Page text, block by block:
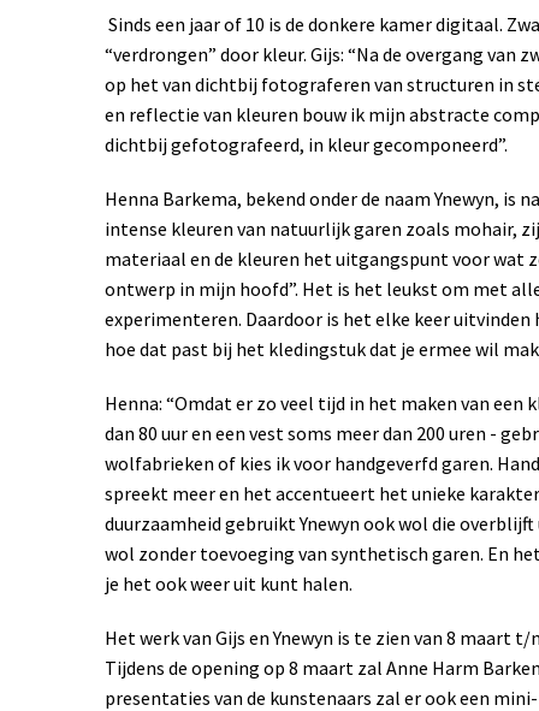
Sinds een jaar of 10 is de donkere kamer digitaal.
“verdrongen” door kleur. Gijs: “Na de overgang
op het van dichtbij fotograferen van structuren in
en reflectie van kleuren bouw ik mijn abstracte
dichtbij gefotografeerd, in kleur gecomponeerd”.
Henna Barkema, bekend onder de naam Ynewyn, is
intense kleuren van natuurlijk garen zoals mohair,
materiaal en de kleuren het uitgangspunt voor wat
ontwerp in mijn hoofd”. Het is het leukst om met
experimenteren. Daardoor is het elke keer
hoe dat past bij het kledingstuk dat je ermee wil
Henna: “Omdat er zo veel tijd in het maken van
dan 80 uur en een vest soms meer dan 200 uren -
wolfabrieken of kies ik voor handgeverfd garen.
spreekt meer en het accentueert het unieke
duurzaamheid gebruikt Ynewyn ook wol die
wol zonder toevoeging van synthetisch garen. En
je het ook weer uit kunt halen.
Het werk van Gijs en Ynewyn is te zien van 8 maart
Tijdens de opening op 8 maart zal Anne Harm
presentaties van de kunstenaars zal er ook een